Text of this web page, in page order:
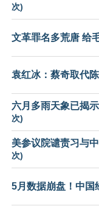
次)
文革罪名多荒唐 给
袁红冰：蔡奇取代
六月多雨天象已揭
次)
美参议院谴责习与
次)
5月数据崩盘！中国